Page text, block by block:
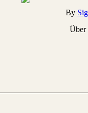
By
Über